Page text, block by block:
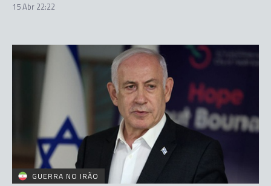
15 Abr 22:22
GUERRA NO IRÃO